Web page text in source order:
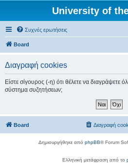
University of
Συχνές ερωτήσεις
Board
Διαγραφή cookies
Είστε σίγουρος (-η) ότι θέλετε να διαγράψετε
σύστημα συζητήσεων;
Board Διαγραφή
Δημιουργήθηκε από phpBB® Forum
Ελληνική μετάφραση από το